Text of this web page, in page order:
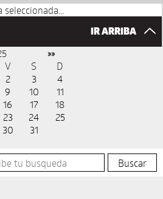
IR ARRIBA
»»
V S
D
2 3
4
9 10
11
16 17
18
23 24
25
30 31